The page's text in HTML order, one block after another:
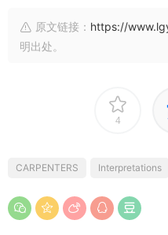
原文链接： https://
明出处。
4
CARPENTERS Interpretations